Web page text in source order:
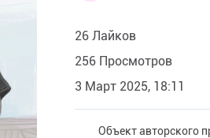
26 Лайков
256 Просмотров
3 Март 2025, 18:11
Объект авторского